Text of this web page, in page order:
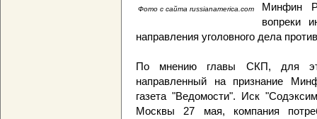
Фото с сайта russianamerica.com
Минфин
вопреки
направления уголовного дела
По мнению главы СКП, для
направленный на признание
газета "Ведомости". Иск
Москвы 27 мая, компания